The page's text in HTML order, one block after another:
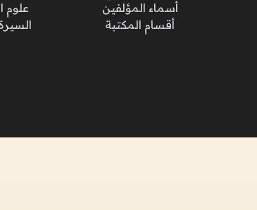
أسماء المؤلفين
أقسام المكتبة
علوم